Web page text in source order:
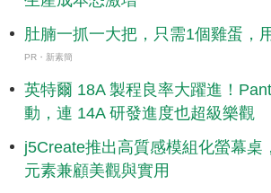
肚腩一抓一大把，只需1個雞蛋，
PR・新素簡
英特爾 18A 製程良率大躍進！
動，連 14A 研發進度也超級樂觀
j5Create推出高質感模組化螢幕桌
元素兼顧美觀與實用